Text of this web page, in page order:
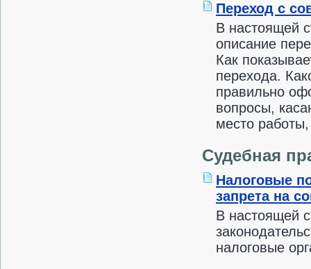
Переход с
В настоящей
описание
Как
перехода.
правильно
вопросы,
место
Судебная
Налоговые
запрета на
В настоящей
налоговые